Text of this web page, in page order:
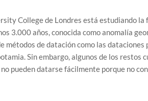
College de Londres está estudiando la
3.000 años, conocida como anomalía
métodos de datación como las
Sin embargo, algunos de los restos
pueden datarse fácilmente porque no